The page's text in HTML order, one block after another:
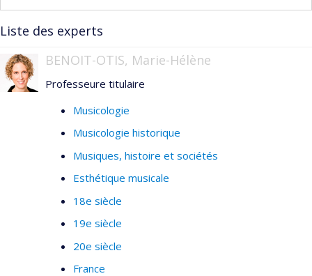
Liste des experts
BENOIT-OTIS, Marie-Hélène
Professeure titulaire
Musicologie
Musicologie historique
Musiques, histoire et sociétés
Esthétique musicale
18e siècle
19e siècle
20e siècle
France